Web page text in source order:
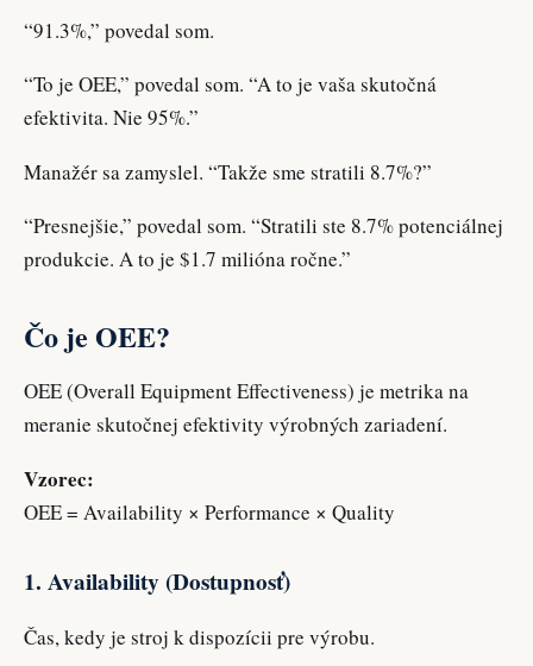
“91.3%,” povedal som.
“To je OEE,” povedal som. “A to je vaša skutočná
efektivita. Nie 95%.”
Manažér sa zamyslel. “Takže sme stratili 8.7%?”
“Presnejšie,” povedal som. “Stratili ste 8.7% potenciálnej
produkcie. A to je $1.7 milióna ročne.”
Čo je OEE?
OEE (Overall Equipment Effectiveness) je metrika na
meranie skutočnej efektivity výrobných zariadení.
Vzorec:
OEE = Availability × Performance × Quality
1. Availability (Dostupnosť)
Čas, kedy je stroj k dispozícii pre výrobu.